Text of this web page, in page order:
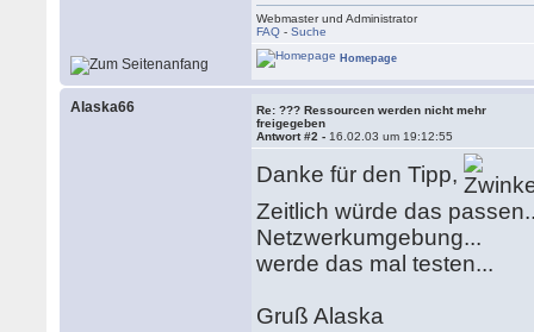
Webmaster und Administrator
FAQ -Suche
Homepage
Alaska66
Re: ??? Ressourcen werden nicht mehr
freigegeben
Antwort #2 - 16.02.03 um 19:12:55
Danke für den Tipp,
Zeitlich würde das
Netzwerkumgebung...
werde das mal testen...
Gruß Alaska